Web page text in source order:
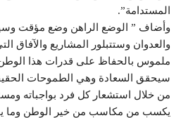
المستدامة”.
وأضاف ” الوضع الراهن وضع مؤقت
والعدوان وستتبلور المشاريع والآفاق
ملموس بالحفاظ على قدرات هذا
سيحقق السعادة وهي الطموحات
من خلال استشعار كل فرد بواجباته
يكسب من مكاسب من خير الوطن وما